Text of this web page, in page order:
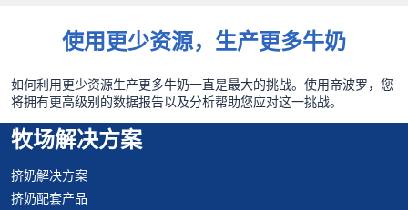
使用更少资源，生产更多牛奶
如何利用更少资源生产更多牛奶一直是最大的挑战。使用帝波罗，您
将拥有更高级别的数据报告以及分析帮助您应对这一挑战。
牧场解决方案
挤奶解决方案
挤奶配套产品